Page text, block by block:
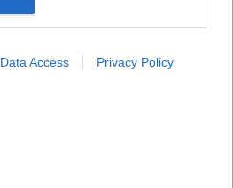
Data Access Privacy Policy